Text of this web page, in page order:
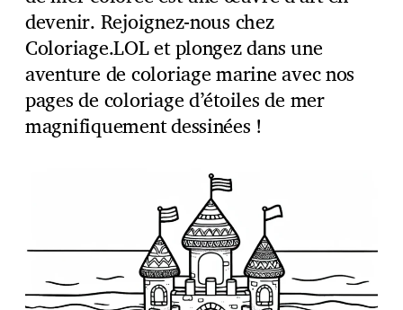
devenir. Rejoignez-nous chez
Coloriage.LOL et plongez dans une
aventure de coloriage marine avec nos
pages de coloriage d’étoiles de mer
magnifiquement dessinées !